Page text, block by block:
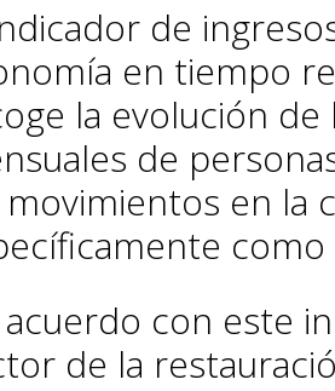
de
en tiempo
la evolución de
de
movimientos en la
acuerdo con este
de la